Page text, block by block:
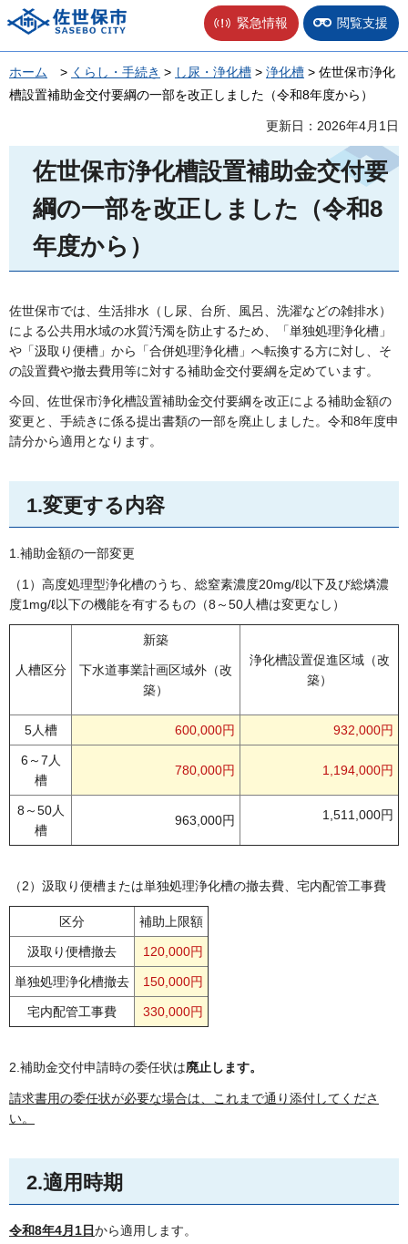
佐世保市 緊急情報 閲覧支援
ホーム > くらし・手続き > し尿・浄化槽 > 浄化槽 > 佐世保市浄化
槽設置補助金交付要綱の一部を改正しました（令和8年度から）
更新日：2026年4月1日
佐世保市浄化槽設置補助金交付要
綱の一部を改正しました（令和8
年度から）
佐世保市では、生活排水（し尿、台所、風呂、洗濯などの雑排水）
による公共用水域の水質汚濁を防止するため、「単独処理浄化槽」
や「汲取り便槽」から「合併処理浄化槽」へ転換する方に対し、そ
の設置費や撤去費用等に対する補助金交付要綱を定めています。
今回、佐世保市浄化槽設置補助金交付要綱を改正による補助金額の
変更と、手続きに係る提出書類の一部を廃止しました。令和8年度申
請分から適用となります。
1.変更する内容
1.補助金額の一部変更
（1）高度処理型浄化槽のうち、総窒素濃度20mg/ℓ以下及び総燐濃
度1mg/ℓ以下の機能を有するもの（8～50人槽は変更なし）
人槽区分
新築
下水道事業計画区域外（改
築）
浄化槽設置促進区域（改
築）
5人槽 600,000円 932,000円
6～7人
槽
780,000円 1,194,000円
8～50人
槽
963,000円 1,511,000円
（2）汲取り便槽または単独処理浄化槽の撤去費、宅内配管工事費
区分 補助上限額
汲取り便槽撤去 120,000円
単独処理浄化槽撤去 150,000円
宅内配管工事費 330,000円
2.補助金交付申請時の委任状は廃止します。
請求書用の委任状が必要な場合は、これまで通り添付してくださ
い。
2.適用時期
令和8年4月1日から適用します。